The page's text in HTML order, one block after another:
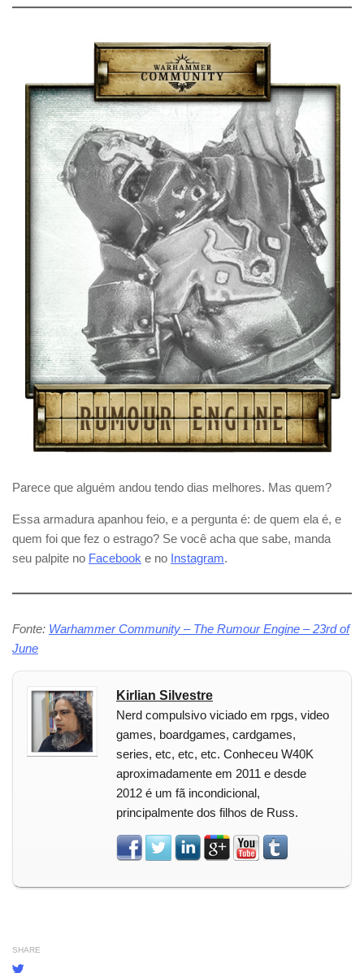
Parece que alguém andou tendo dias melhores. Mas quem?
Essa armadura apanhou feio, e a pergunta é: de quem ela é, e
quem foi que fez o estrago? Se você acha que sabe, manda
seu palpite no Facebook e no Instagram.
Fonte: Warhammer Community – The Rumour Engine – 23rd of
June
Kirlian Silvestre
Nerd compulsivo viciado em rpgs, video
games, boardgames, cardgames,
series, etc, etc, etc. Conheceu W40K
aproximadamente em 2011 e desde
2012 é um fã incondicional,
principalmente dos filhos de Russ.
SHARE